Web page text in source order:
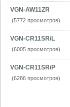
VGN-AW11ZR
(5772 просмотров)
VGN-CR11SR/L
(6005 просмотров)
VGN-CR11SR/P
(6286 просмотров)